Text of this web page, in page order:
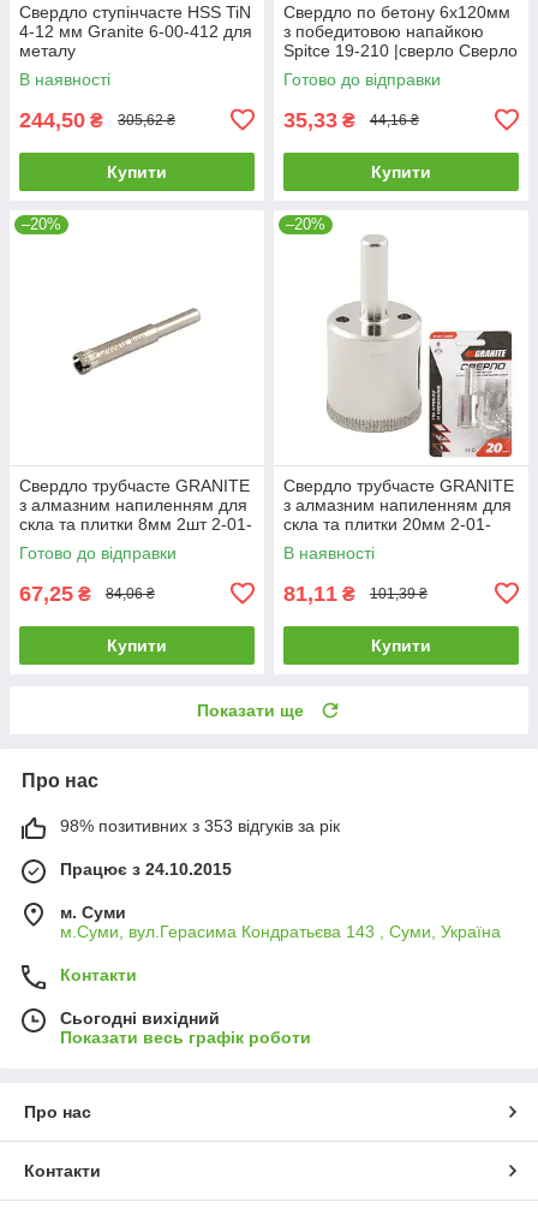
Свердло ступінчасте HSS TiN
4-12 мм Granite 6-00-412 для
металу
В наявності
244,50 ₴ 305,62 ₴
Купити
Свердло по бетону 6х120мм
з победитовою напайкою
Spitce 19-210 |сверло Сверло
по бетону 6х120мм с
победитовой напайкой Spitce
Готово до відправки
35,33 ₴ 44,16 ₴
Купити
–20%
Свердло трубчасте GRANITE
з алмазним напиленням для
скла та плитки 8мм 2шт 2-01-
208 |Сверло трубчатое
GRANITE с алмазным
Готово до відправки
67,25 ₴ 84,06 ₴
Купити
–20%
Свердло трубчасте GRANITE
з алмазним напиленням для
скла та плитки 20мм 2-01-
220 |Сверло трубчатое
GRANITE с алмазным
В наявності
81,11 ₴ 101,39 ₴
Купити
Показати ще
Про нас
98% позитивних з 353 відгуків за рік
Працює з 24.10.2015
м. Суми
м.Суми, вул.Герасима Кондратьєва 143 , Суми, Україна
Контакти
Сьогодні вихідний
Показати весь графік роботи
Про нас
Контакти